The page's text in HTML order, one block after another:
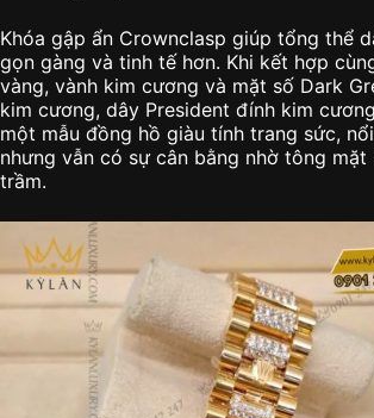
Khóa gập ẩn Crownclasp giúp tổng thể
gọn gàng và tinh tế hơn. Khi kết hợp
vàng, vành kim cương và mặt số Dark
kim cương, dây President đính kim
một mẫu đồng hồ giàu tính trang sức,
nhưng vẫn có sự cân bằng nhờ tông mặt
trầm.